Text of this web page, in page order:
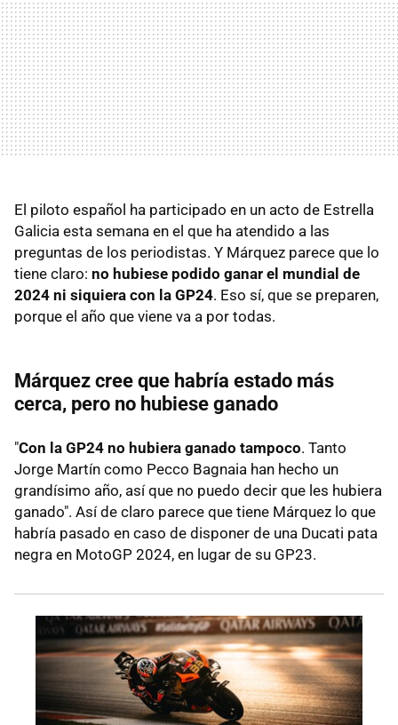
El piloto español ha participado en un acto de Estrella
Galicia esta semana en el que ha atendido a las
preguntas de los periodistas. Y Márquez parece que lo
tiene claro: no hubiese podido ganar el mundial de
2024 ni siquiera con la GP24. Eso sí, que se preparen,
porque el año que viene va a por todas.
Márquez cree que habría estado más
cerca, pero no hubiese ganado
"Con la GP24 no hubiera ganado tampoco. Tanto
Jorge Martín como Pecco Bagnaia han hecho un
grandísimo año, así que no puedo decir que les hubiera
ganado". Así de claro parece que tiene Márquez lo que
habría pasado en caso de disponer de una Ducati pata
negra en MotoGP 2024, en lugar de su GP23.